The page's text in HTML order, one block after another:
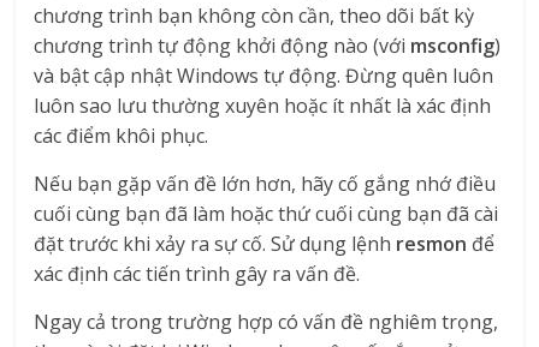
chương trình bạn không còn cần, theo dõi bất kỳ
chương trình tự động khởi động nào (với msconfig)
và bật cập nhật Windows tự động. Đừng quên luôn
luôn sao lưu thường xuyên hoặc ít nhất là xác định
các điểm khôi phục.
Nếu bạn gặp vấn đề lớn hơn, hãy cố gắng nhớ điều
cuối cùng bạn đã làm hoặc thứ cuối cùng bạn đã cài
đặt trước khi xảy ra sự cố. Sử dụng lệnh resmon để
xác định các tiến trình gây ra vấn đề.
Ngay cả trong trường hợp có vấn đề nghiêm trọng,